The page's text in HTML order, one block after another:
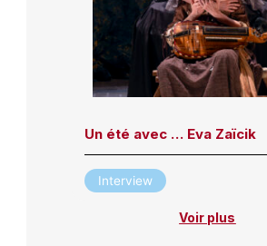
Un été avec … Eva Zaïcik
Interview
Voir plus